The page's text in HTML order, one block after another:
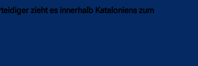
zieht es innerhalb Kataloniens zum